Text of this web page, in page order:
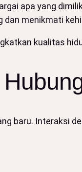
apa yang
dan menikmati
kualitas
baru. Interaksi